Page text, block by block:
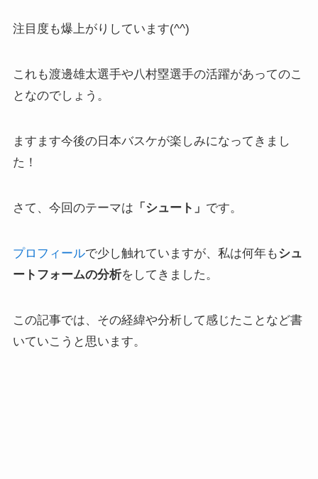
注目度も爆上がりしています(^^)
これも渡邊雄太選手や八村塁選手の活躍があってのこ
となのでしょう。
ますます今後の日本バスケが楽しみになってきまし
た！
さて、今回のテーマは 「シュート」 です。
プロフィールで少し触れていますが、私は何年もシュ
ートフォームの分析をしてきました。
この記事では、その経緯や分析して感じたことなど書
いていこうと思います。